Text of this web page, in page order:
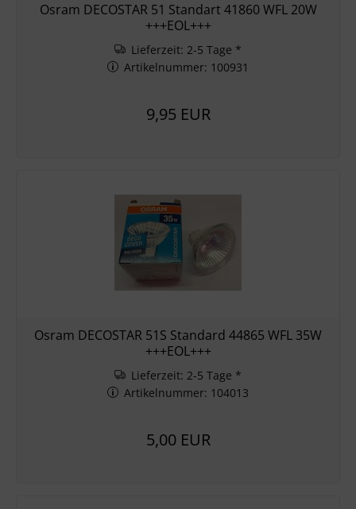
Osram DECOSTAR 51 Standart 41860 WFL 20W
+++EOL+++
Lieferzeit: 2-5 Tage *
Artikelnummer: 100931
9,95 EUR
Osram DECOSTAR 51S Standard 44865 WFL 35W
+++EOL+++
Lieferzeit: 2-5 Tage *
Artikelnummer: 104013
5,00 EUR